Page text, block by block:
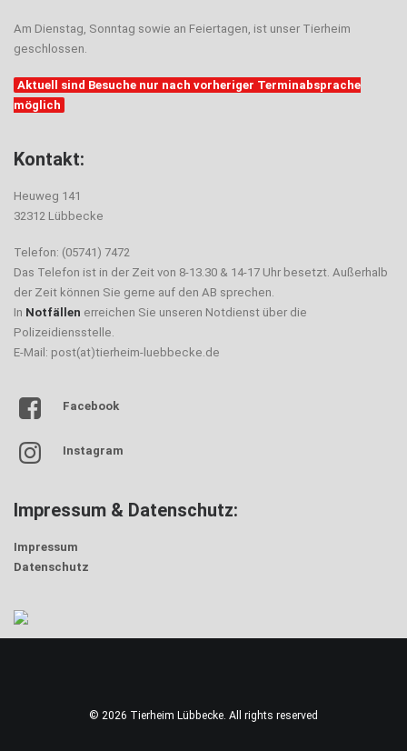
Am Dienstag, Sonntag sowie an Feiertagen, ist unser Tierheim
geschlossen.
Aktuell sind Besuche nur nach vorheriger Terminabsprache
möglich
Kontakt:
Heuweg 141
32312 Lübbecke
Telefon: (05741) 7472
Das Telefon ist in der Zeit von 8-13.30 & 14-17 Uhr besetzt. Außerhalb
der Zeit können Sie gerne auf den AB sprechen.
In Notfällen erreichen Sie unseren Notdienst über die
Polizeidiensstelle.
E-Mail: post(at)tierheim-luebbecke.de
Facebook
Instagram
Impressum & Datenschutz:
Impressum
Datenschutz
© 2026 Tierheim Lübbecke. All rights reserved